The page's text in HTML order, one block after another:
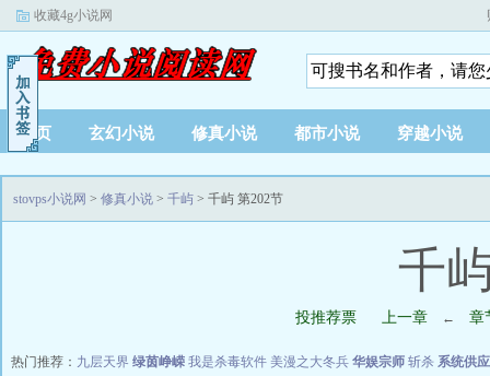
收藏4g小说网
首页 玄幻小说 修真小说 都市小说 穿越小说
stovps小说网 > 修真小说 > 千屿 > 千屿 第202节
千
投推荐票 上一章 ← 章
热门推荐： 九层天界 绿茵峥嵘 我是杀毒软件 美漫之大冬兵 华娱宗师 斩杀 系统供